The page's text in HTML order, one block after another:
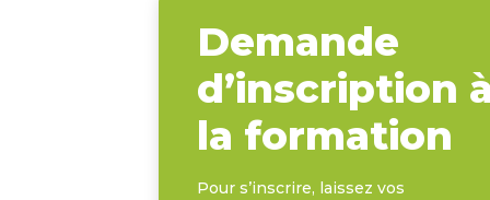
Demande
d’inscription
la formation
Pour s’inscrire, laissez vos